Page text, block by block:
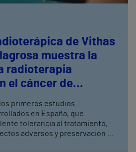
de Vithas
muestra la
radioterapia
el cáncer de
primeros estudios
en España, que
tolerancia al tratamiento,
adversos y preservación de